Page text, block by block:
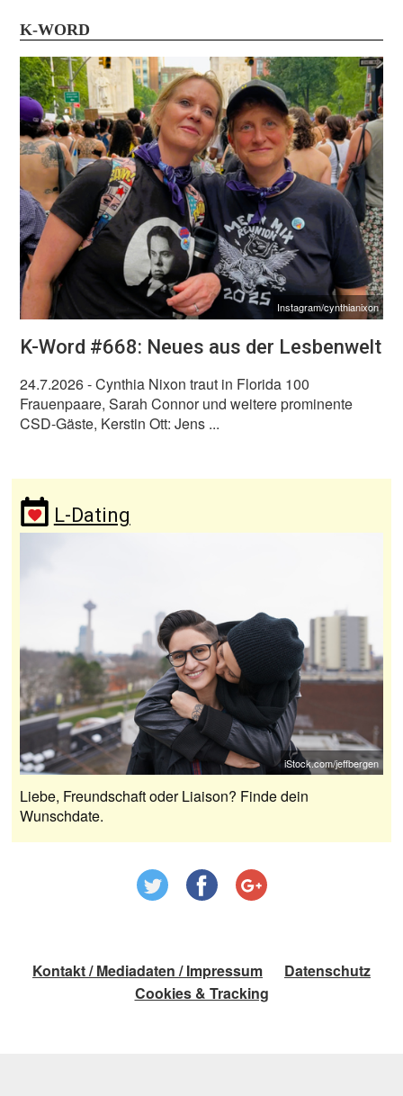
K-WORD
Instagram/cynthianixon
K-Word #668: Neues aus der Lesbenwelt
24.7.2026- Cynthia Nixon traut in Florida 100
Frauenpaare, Sarah Connor und weitere prominente
CSD-Gäste, Kerstin Ott: Jens ...
L-Dating
iStock.com/jeffbergen
Liebe, Freundschaft oder Liaison? Finde dein
Wunschdate.
Kontakt / Mediadaten / Impressum
Datenschutz
Cookies & Tracking